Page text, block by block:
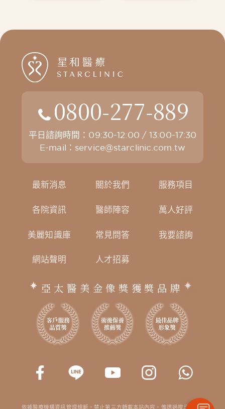
0800-277-889
平日諮詢時間：09:30-12:00 / 13:00-17:30
E-mail： service@starclinic.com.tw
最新消息 關於我們 服務項目
各院資訊 醫師陣容 萬人好評
美麗知識庫 常見問答 我要諮詢
網站聲明 人才招募
亞太醫美金像獎獲獎品牌
依據醫療機構資訊管理規範，禁止第三方轉載本站內容。惟透過搜尋